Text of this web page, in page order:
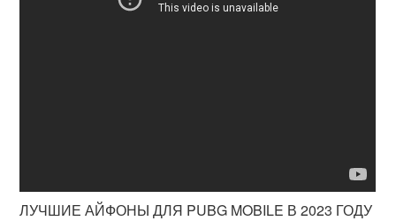
ЛУЧШИЕ АЙФОНЫ ДЛЯ PUBG MOBILE В 2023 ГОДУ